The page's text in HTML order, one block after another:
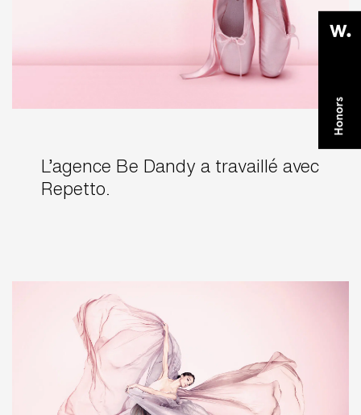
L’agence Be Dandy a travaillé avec
Repetto.